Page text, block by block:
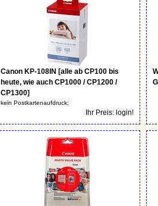
Canon KP-108IN [alle ab CP100 bis
heute, wie auch CP1000 / CP1200 /
CP1300]
kein Postkartenaufdruck;
Ihr Preis: login!